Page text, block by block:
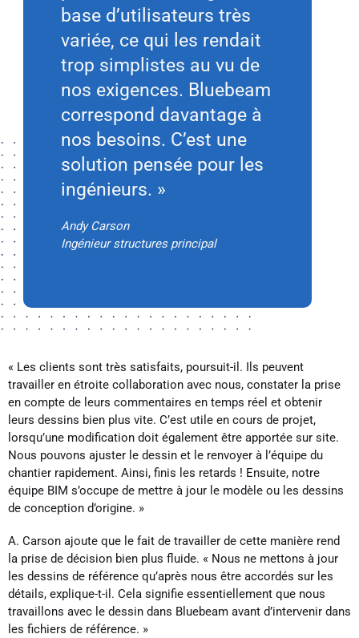
base d’utilisateurs très
variée, ce qui les rendait
trop simplistes au vu de
nos exigences. Bluebeam
correspond davantage à
nos besoins. C’est une
solution pensée pour les
ingénieurs. »
Andy Carson
Ingénieur structures principal
« Les clients sont très satisfaits, poursuit-il. Ils peuvent
travailler en étroite collaboration avec nous, constater la prise
en compte de leurs commentaires en temps réel et obtenir
leurs dessins bien plus vite. C’est utile en cours de projet,
lorsqu’une modification doit également être apportée sur site.
Nous pouvons ajuster le dessin et le renvoyer à l’équipe du
chantier rapidement. Ainsi, finis les retards ! Ensuite, notre
équipe BIM s’occupe de mettre à jour le modèle ou les dessins
de conception d’origine. »
A. Carson ajoute que le fait de travailler de cette manière rend
la prise de décision bien plus fluide. « Nous ne mettons à jour
les dessins de référence qu’après nous être accordés sur les
détails, explique-t-il. Cela signifie essentiellement que nous
travaillons avec le dessin dans Bluebeam avant d’intervenir dans
les fichiers de référence. »